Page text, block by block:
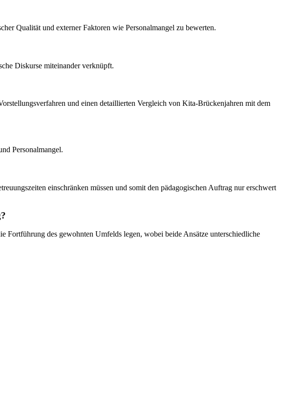
Qualität und externer Faktoren wie Personalmangel zu bewerten.
Diskurse miteinander verknüpft.
und einen detaillierten Vergleich von Kita-Brückenjahren mit dem
Personalmangel.
einschränken müssen und somit den pädagogischen Auftrag nur erschwert
des gewohnten Umfelds legen, wobei beide Ansätze unterschiedliche